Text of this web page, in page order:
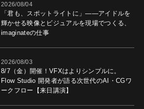
2026/08/04
「君も、スポットライトに」――アイドルを
輝かせる映像とビジュアルを現場でつくる、
imaginateの仕事
2026/08/03
8/7（金）開催！VFXはよりシンプルに。
Flow Studio 開発者が語る次世代のAI・CGワ
ークフロー【来日講演】